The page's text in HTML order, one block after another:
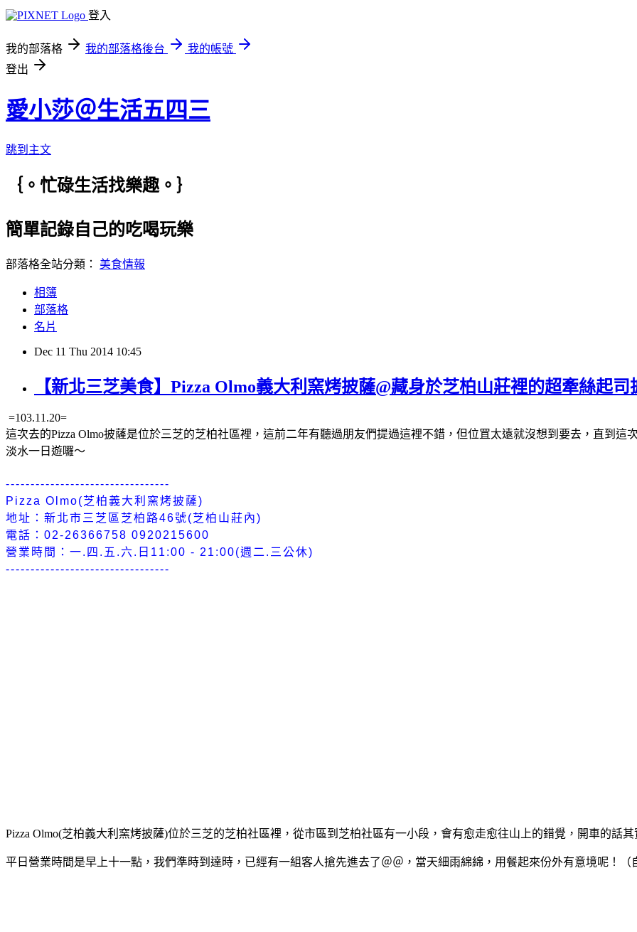
登入
我的部落格 我的部落格後台
我的帳號
登出
愛小莎＠生活五四三
跳到主文
｛。忙碌生活找樂趣。｝
簡單記錄自己的吃喝玩樂
部落格全站分類： 美食情報
相簿
部落格
名片
Dec 11 Thu 2014 10:45
【新北三芝美食】Pizza Olmo義大利窯烤披薩@藏身於芝柏山莊裡的超牽絲起司
=103.11.20=
這次去的Pizza Olmo披薩是位於三芝的芝柏社區裡，這前二年有聽過朋友們提過這裡不錯，但位罝太遠就沒想到要去，直到
淡水一日遊囉～
---------------------------------
Pizza Olmo(芝柏義大利窯烤披薩)
地址：新北市三芝區芝柏路46號(芝柏山莊內)
電話：02-26366758 0920215600
營業時間：一.四.五.六.日11:00 - 21:00(週二.三公休)
---------------------------------
Pizza Olmo(芝柏義大利窯烤披薩)位於三芝的芝柏社區裡，從市區到芝柏社區有一小段，會有愈走愈往山上的錯覺，開車的話
平日營業時間是早上十一點，我們準時到達時，已經有一組客人搶先進去了＠＠，當天細雨綿綿，用餐起來份外有意境呢！（